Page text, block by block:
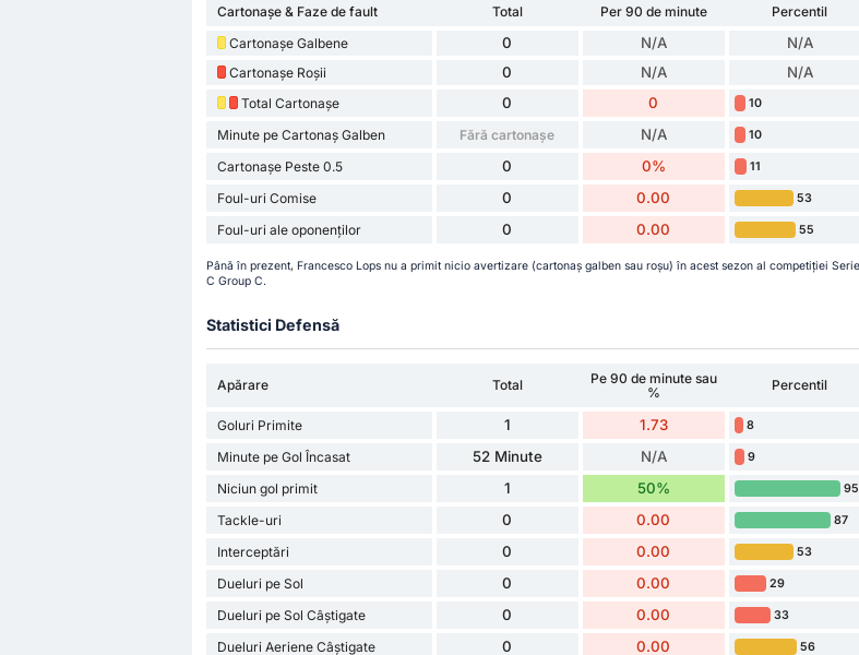
Cartonașe & Faze de fault Total Per 90 de minute
Percentil
Cartonașe Galbene
0 N/A N/A
Cartonașe Roșii 0 N/A N/A
Total Cartonașe 0 0 10
Minute pe Cartonaș Galben Fără cartonașe N/A 10
Cartonașe Peste 0.5 0 0% 11
Foul-uri Comise 0 0.00 53
Foul-uri ale oponenților 0 0.00 55
Până în prezent, Francesco Lops nu a primit nicio avertizare (cartonaș galben sau roșu) în acest sezon al competiției Serie
C Group C.
Statistici Defensă
Apărare Total
Pe 90 de minute sau
%
Percentil
Goluri Primite 1 1.73 8
Minute pe Gol Încasat 52 Minute N/A 9
Niciun gol primit 1 50% 95
Tackle-uri 0 0.00 87
Interceptări 0 0.00 53
Dueluri pe Sol 0 0.00 29
Dueluri pe Sol Câștigate 0 0.00 33
Dueluri Aeriene Câștigate 0 0.00 56